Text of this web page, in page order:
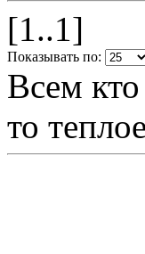
[1..1]
Показывать по:
Всем
то